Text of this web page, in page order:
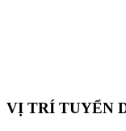
VỊ TRÍ TUYỂN